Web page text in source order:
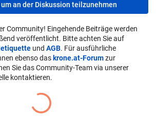
an der Diskussion teilzunehmen
Community! Eingehende Beiträge werden
veröffentlicht. Bitte achten Sie auf
und AGB. Für ausführliche
ebenso das krone.at-Forumzur
Sie das Community-Team via unserer
kontaktieren.